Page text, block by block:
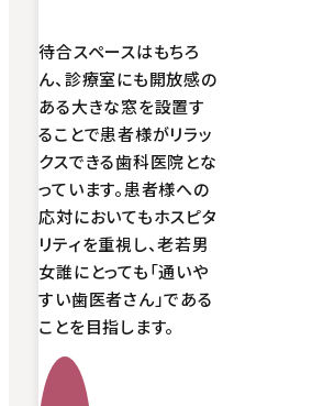
待合スペースはもちろ
ん、診療室にも開放感の
ある大きな窓を設置す
ることで患者様がリラッ
クスできる歯科医院とな
っています。患者様への
応対においてもホスピタ
リティを重視し、老若男
女誰にとっても「通いや
すい歯医者さん」である
ことを目指します。